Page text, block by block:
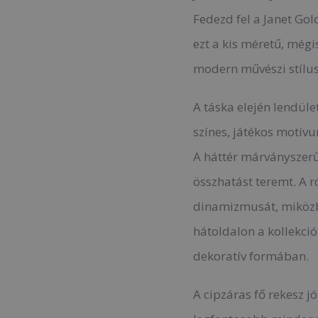
Fedezd fel a Janet
ezt a kis méretű,
modern művészi
A táska elején
színes, játékos
A háttér
összhatást teremt. A
dinamizmusát,
hátoldalon a
dekoratív formában.
A cipzáras fő rekesz